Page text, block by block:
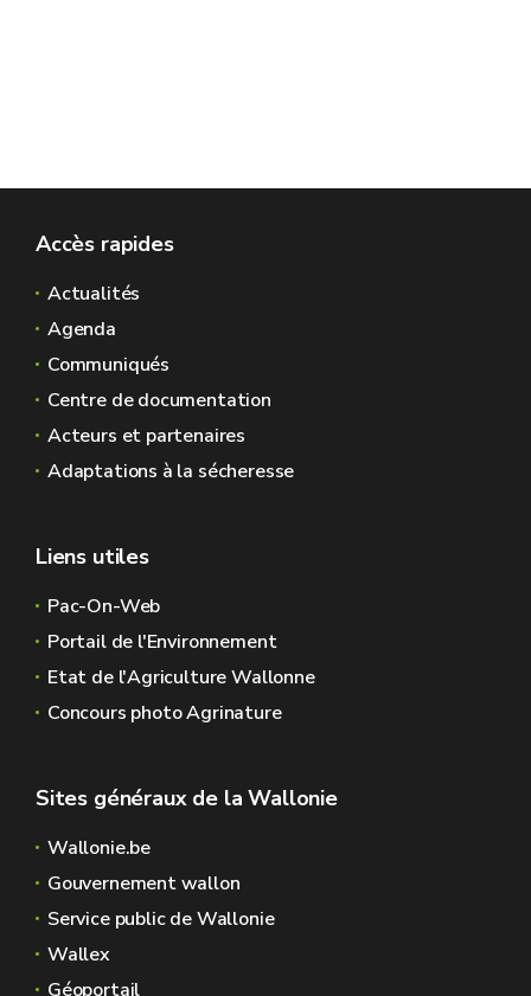
Accès rapides
Actualités
Agenda
Communiqués
Centre de documentation
Acteurs et partenaires
Adaptations à la sécheresse
Liens utiles
Pac-On-Web
Portail de l'Environnement
Etat de l'Agriculture Wallonne
Concours photo Agrinature
Sites généraux de la Wallonie
Wallonie.be
Gouvernement wallon
Service public de Wallonie
Wallex
Géoportail